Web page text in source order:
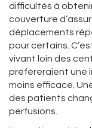
difficultés à
couverture
déplacements
pour certains.
vivant loin des
préféreraient une
moins efficace.
des patients
perfusions.